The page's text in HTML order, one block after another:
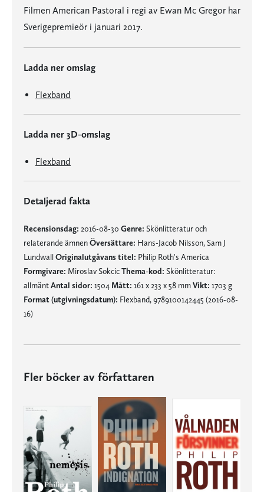
Filmen American Pastoral i regi av Ewan Mc Gregor har
Sverigepremieör i januari 2017.
Ladda ner omslag
Flexband
Ladda ner 3D-omslag
Flexband
Detaljerad fakta
Recensionsdag: 2016-08-30 Genre: Skönlitteratur och
relaterande ämnenÖversättare: Hans-Jacob Nilsson, Sam J
LundwallOriginalutgåvans titel: Philip Roth's America
Formgivare: Miroslav SokcicThema-kod: Skönlitteratur:
allmäntAntal sidor: 1504 Mått: 161 x 233 x 58 mmVikt: 1703 g
Format (utgivningsdatum): Flexband, 9789100142445 (2016-08-
16)
Fler böcker av författaren